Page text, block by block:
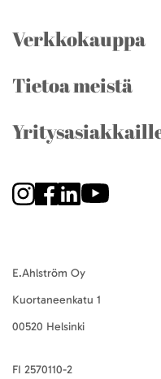
Verkkokauppa
Tietoa meistä
E.Ahlström Oy
Kuortaneenkatu 1
00520 Helsinki
FI 2570110-2